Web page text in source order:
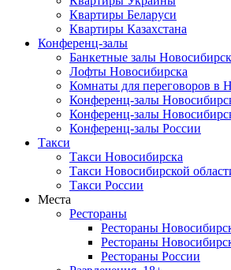
Квартиры Беларуси
Квартиры Казахстана
Конференц-залы
Банкетные залы
Лофты Новосибирска
Комнаты для переговоров в
Конференц-залы
Конференц-залы
Конференц-залы России
Такси
Такси Новосибирска
Такси Новосибирской
Такси России
Места
Рестораны
Рестораны
Рестораны
Рестораны России